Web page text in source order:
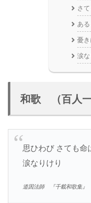
さ
あ
憂
涙な
和歌 （百人一
思ひわび さても命
涙なりけり
道因法師 『千載和歌集』